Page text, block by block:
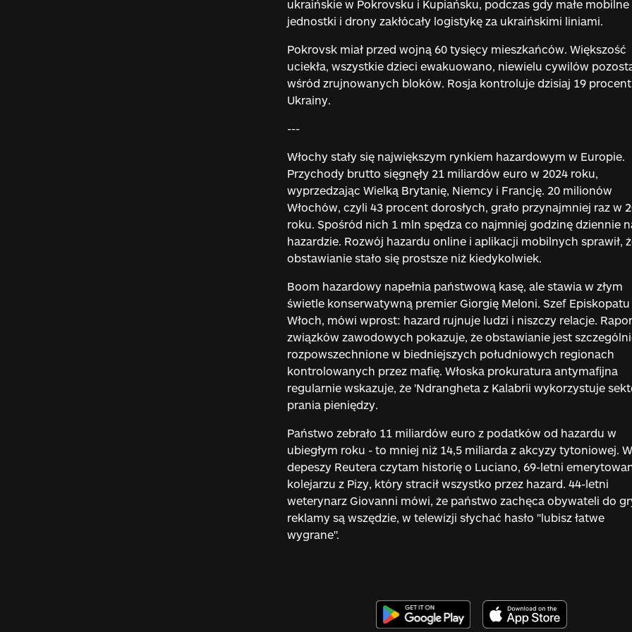
ukraińskie w Pokrovsku i Kupiańsku, podczas gdy małe mobilne
jednostki i drony zakłócały logistykę za ukraińskimi liniami.
Pokrovsk miał przed wojną 60 tysięcy mieszkańców. Większość
uciekła, wszystkie dzieci ewakuowano, niewielu cywilów
wśród zrujnowanych bloków. Rosja kontroluje dzisiaj 19 procent
Ukrainy.
---
Włochy stały się największym rynkiem hazardowym w Europie.
Przychody brutto sięgnęły 21 miliardów euro w 2024 roku,
wyprzedzając Wielką Brytanię, Niemcy i Francję. 20 milionów
Włochów, czyli 43 procent dorosłych, grało przynajmniej raz w
roku. Spośród nich 1 mln spędza co najmniej godzinę dziennie
hazardzie. Rozwój hazardu online i aplikacji mobilnych sprawił,
obstawianie stało się prostsze niż kiedykolwiek.
Boom hazardowy napełnia państwową kasę, ale stawia w złym
świetle konserwatywną premier Giorgię Meloni. Szef Episkopatu
Włoch, mówi wprost: hazard rujnuje ludzi i niszczy relacje.
związków zawodowych pokazuje, że obstawianie jest
rozpowszechnione w biedniejszych południowych regionach
kontrolowanych przez mafię. Włoska prokuratura antymafijna
regularnie wskazuje, że 'Ndrangheta z Kalabrii wykorzystuje
prania pieniędzy.
Państwo zebrało 11 miliardów euro z podatków od hazardu w
ubiegłym roku - to mniej niż 14,5 miliarda z akcyzy tytoniowej. W
depeszy Reutera czytam historię o Luciano, 69-letni
kolejarzu z Pizy, który stracił wszystko przez hazard. 44-letni
weterynarz Giovanni mówi, że państwo zachęca obywateli do
reklamy są wszędzie, w telewizji słychać hasło "lubisz łatwe
wygrane".